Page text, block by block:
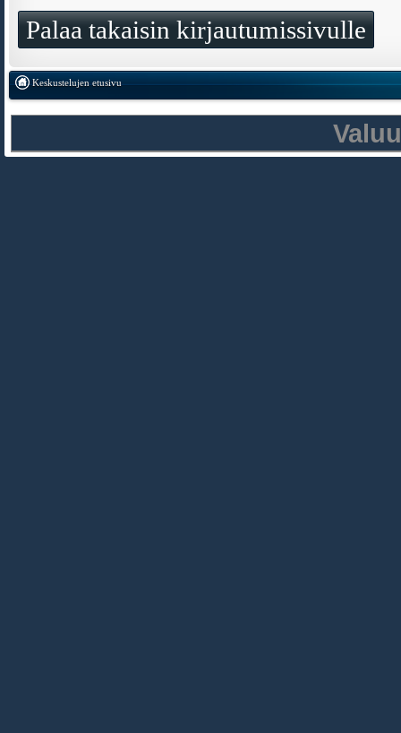
Palaa takaisin kirjautumissivulle
Keskustelujen etusivu